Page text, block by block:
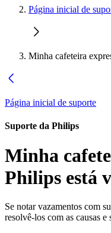
Página inicial de
Minha cafeteira
Página inicial de suporte
Suporte da Philips
Minha
Philips está
Se notar vazamentos com
resolvê-los com as causas e